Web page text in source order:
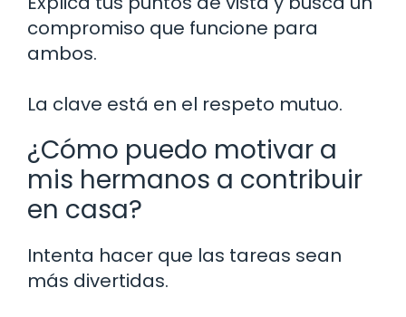
compromiso que funcione para
ambos.
La clave está en el respeto mutuo.
¿Cómo puedo motivar a
mis hermanos a contribuir
en casa?
Intenta hacer que las tareas sean
más divertidas.